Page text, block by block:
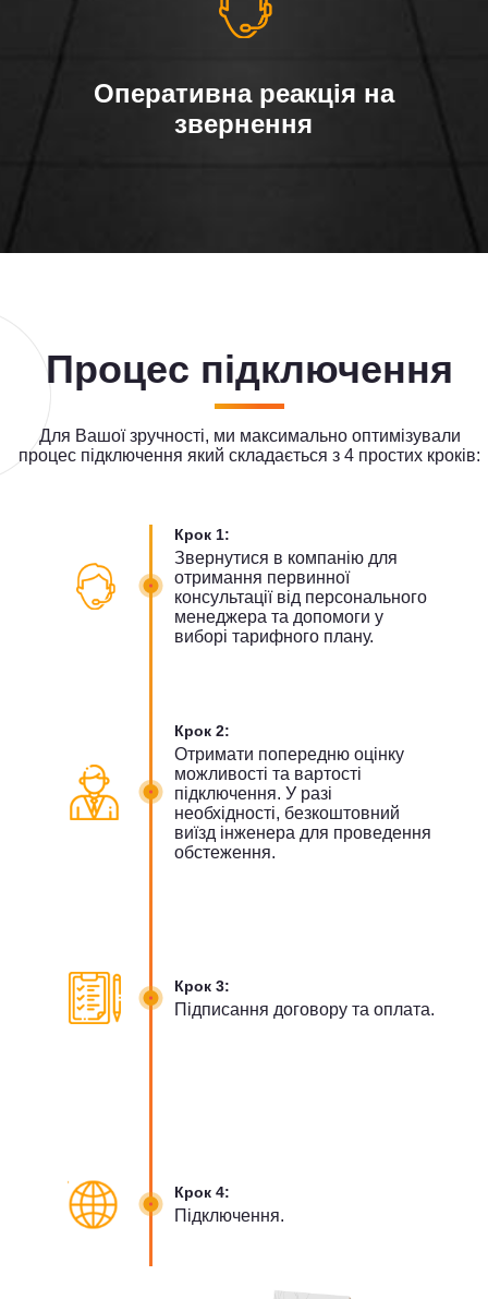
Оперативна реакція на
звернення
Процес підключення
Для Вашої зручності, ми максимально оптимізували
процес підключення який складається з 4 простих кроків:
Крок 1:
Звернутися в компанію для
отримання первинної
консультації від персонального
менеджера та допомоги у
виборі тарифного плану.
Крок 2:
Отримати попередню оцінку
можливості та вартості
підключення. У разі
необхідності, безкоштовний
виїзд інженера для проведення
обстеження.
Крок 3:
Підписання договору та оплата.
Крок 4:
Підключення.